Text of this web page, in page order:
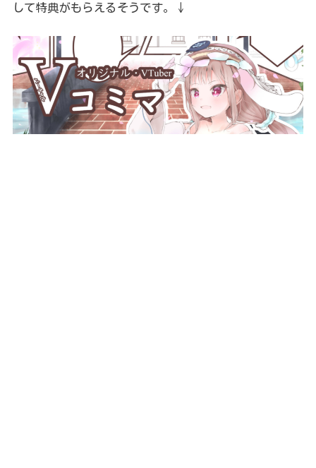
して特典がもらえるそうです。↓